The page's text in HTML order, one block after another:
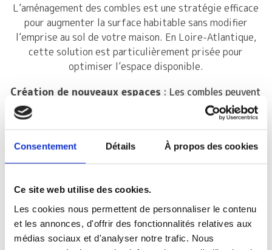
Consentement Détails À propos des cookies
Ce site web utilise des cookies.
Les cookies nous permettent de personnaliser le contenu
et les annonces, d'offrir des fonctionnalités relatives aux
médias sociaux et d'analyser notre trafic. Nous
L’aménagement des combles est une stratégie efficace
pour augmenter la surface habitable sans modifier
l’emprise au sol de votre maison. En Loire-Atlantique,
cette solution est particulièrement prisée pour
optimiser l’espace disponible.
Création de nouveaux espaces : Les combles peuvent
être transformés en chambres supplémentaires, en
bureau, en salle de jeux ou même en salle de bain. C’est
une manière astucieuse d’ajouter des pièces sans
toucher à la structure extérieure de votre maison.
Amélioration de l’isolation
: En aménageant vos
combles, vous pouvez également améliorer l’isolation
économies d’énergie et un meilleur confort thermique.
Valorisation du bien: Des combles aménagés
augmentent la valeur de votre maison en ajoutant des
mètres carrés habitables et en améliorant la
fonctionnalité de votre espace de vie.